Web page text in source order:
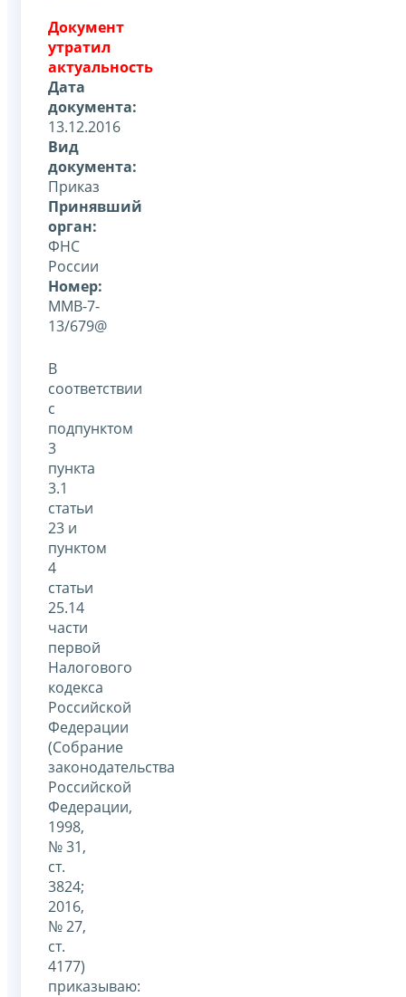
Документ
утратил
актуальность
Дата
документа:
13.12.2016
Вид
документа:
Приказ
Принявший
орган:
ФНС
России
Номер:
ММВ-7-
13/679@
В
соответствии
с
подпунктом
3
пункта
3.1
статьи
23 и
пунктом
4
статьи
25.14
части
первой
Налогового
кодекса
Российской
Федерации
(Собрание
законодательства
Российской
Федерации,
1998,
№ 31,
ст.
3824;
2016,
№ 27,
ст.
4177)
приказываю: